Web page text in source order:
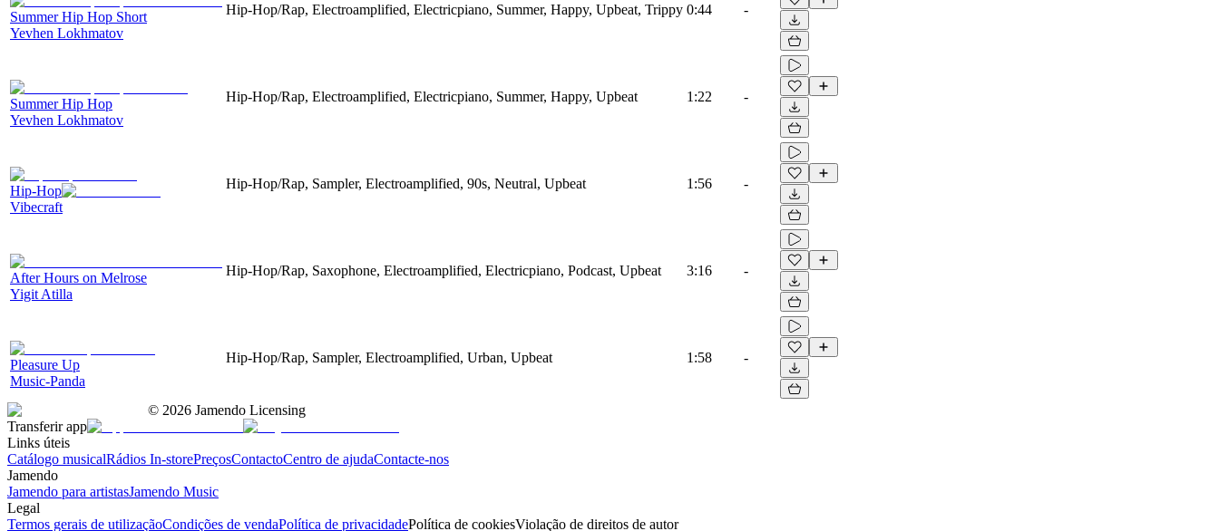
Summer Hip Hop Short
Yevhen Lokhmatov
Hip-Hop/Rap, Electroamplified, Electricpiano, Summer, Happy, Upbeat, Trippy 0:44 -
Summer Hip Hop
Yevhen Lokhmatov
Hip-Hop/Rap, Electroamplified, Electricpiano, Summer, Happy, Upbeat 1:22 -
Hip-Hop
Vibecraft
Hip-Hop/Rap, Sampler, Electroamplified, 90s, Neutral, Upbeat 1:56 -
After Hours on Melrose
Yigit Atilla
Hip-Hop/Rap, Saxophone, Electroamplified, Electricpiano, Podcast, Upbeat 3:16 -
Pleasure Up
Music-Panda
Hip-Hop/Rap, Sampler, Electroamplified, Urban, Upbeat 1:58 -
© 2026 Jamendo Licensing
Transferir app
Links úteis
Catálogo musicalRádios In-storePreçosContactoCentro de ajudaContacte-nos
Jamendo
Jamendo para artistasJamendo Music
Legal
Termos gerais de utilizaçãoCondições de vendaPolítica de privacidadePolítica de cookiesViolação de direitos de autor